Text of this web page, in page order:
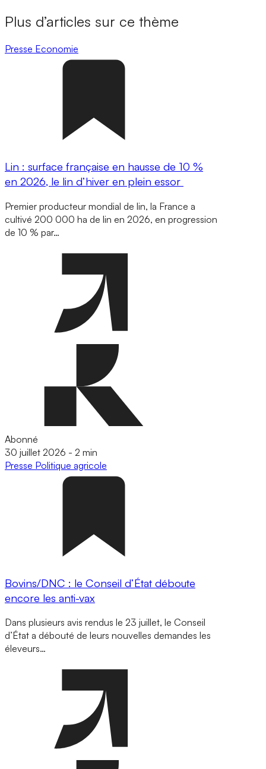
Plus d’articles sur ce thème
Presse Economie
Lin : surface française en hausse de 10 %
en 2026, le lin d’hiver en plein essor
Premier producteur mondial de lin, la France a
cultivé 200 000 ha de lin en 2026, en progression
de 10 % par…
Abonné
30 juillet 2026 - 2 min
Presse Politique agricole
Bovins/DNC : le Conseil d’État déboute
encore les anti-vax
Dans plusieurs avis rendus le 23 juillet, le Conseil
d’État a débouté de leurs nouvelles demandes les
éleveurs…